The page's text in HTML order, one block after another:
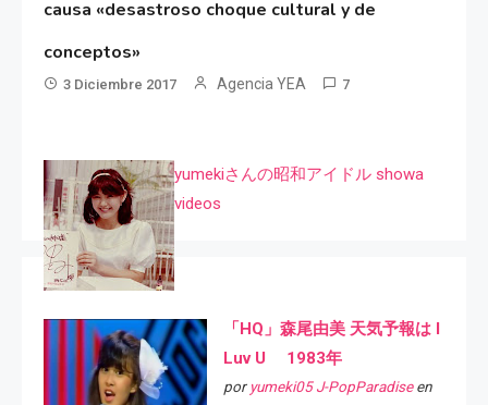
causa «desastroso choque cultural y de
conceptos»
3 Diciembre 2017 Agencia YEA 7
yumekiさんの昭和アイドル showa
videos
「HQ」森尾由美 天気予報は I
Luv U 1983年
por yumeki05 J-PopParadiseen